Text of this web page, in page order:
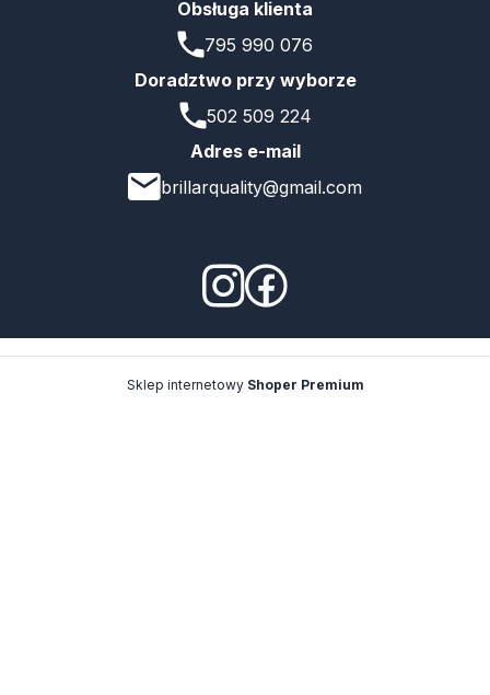
Obsługa klienta
795 990 076
Doradztwo przy wyborze
502 509 224
Adres e-mail
brillarquality@gmail.com
Sklep internetowy Shoper Premium